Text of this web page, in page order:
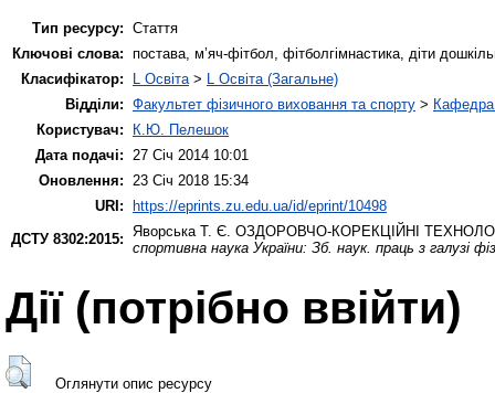
Тип ресурсу: Стаття
Ключові слова: постава, м’яч-фітбол, фітболгімнастика, діти
Класифікатор:
L Освіта > L Освіта (Загальне)
Відділи: Факультет фізичного виховання та спорту > Кафедра
Користувач:
К.Ю. Пелешок
Дата подачі:
27 Січ 2014 10:01
Оновлення:
23 Січ 2018 15:34
URI: https://eprints.zu.edu.ua/id/eprint/10498
ДСТУ 8302:2015:
Яворська Т. Є. ОЗДОРОВЧО-КОРЕКЦІЙНІ
спортивна наука України: Зб. наук. праць з галузі
Дії ​​(потрібно ввійти)
Оглянути опис ресурсу